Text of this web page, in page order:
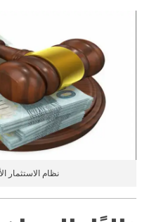
نظام الاستثمار